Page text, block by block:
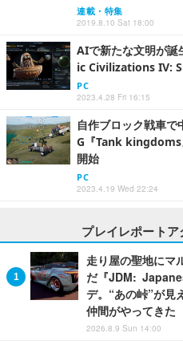
連載・特集
2019.8.10 Sat 18:00
AIで新たな文明が誕
ic Civilizations IV:
PC
2023.4.28 Fri 16:15
自作ブロック戦車で
G『Tank kingdoms
開始
PC
2023.4.19 Wed 22:24
プレイレポート
走り屋の聖地にマ
だ『JDM:
デ。“あの峠”が見
仲間がやってきた
2026.8.9 Sun 14:00